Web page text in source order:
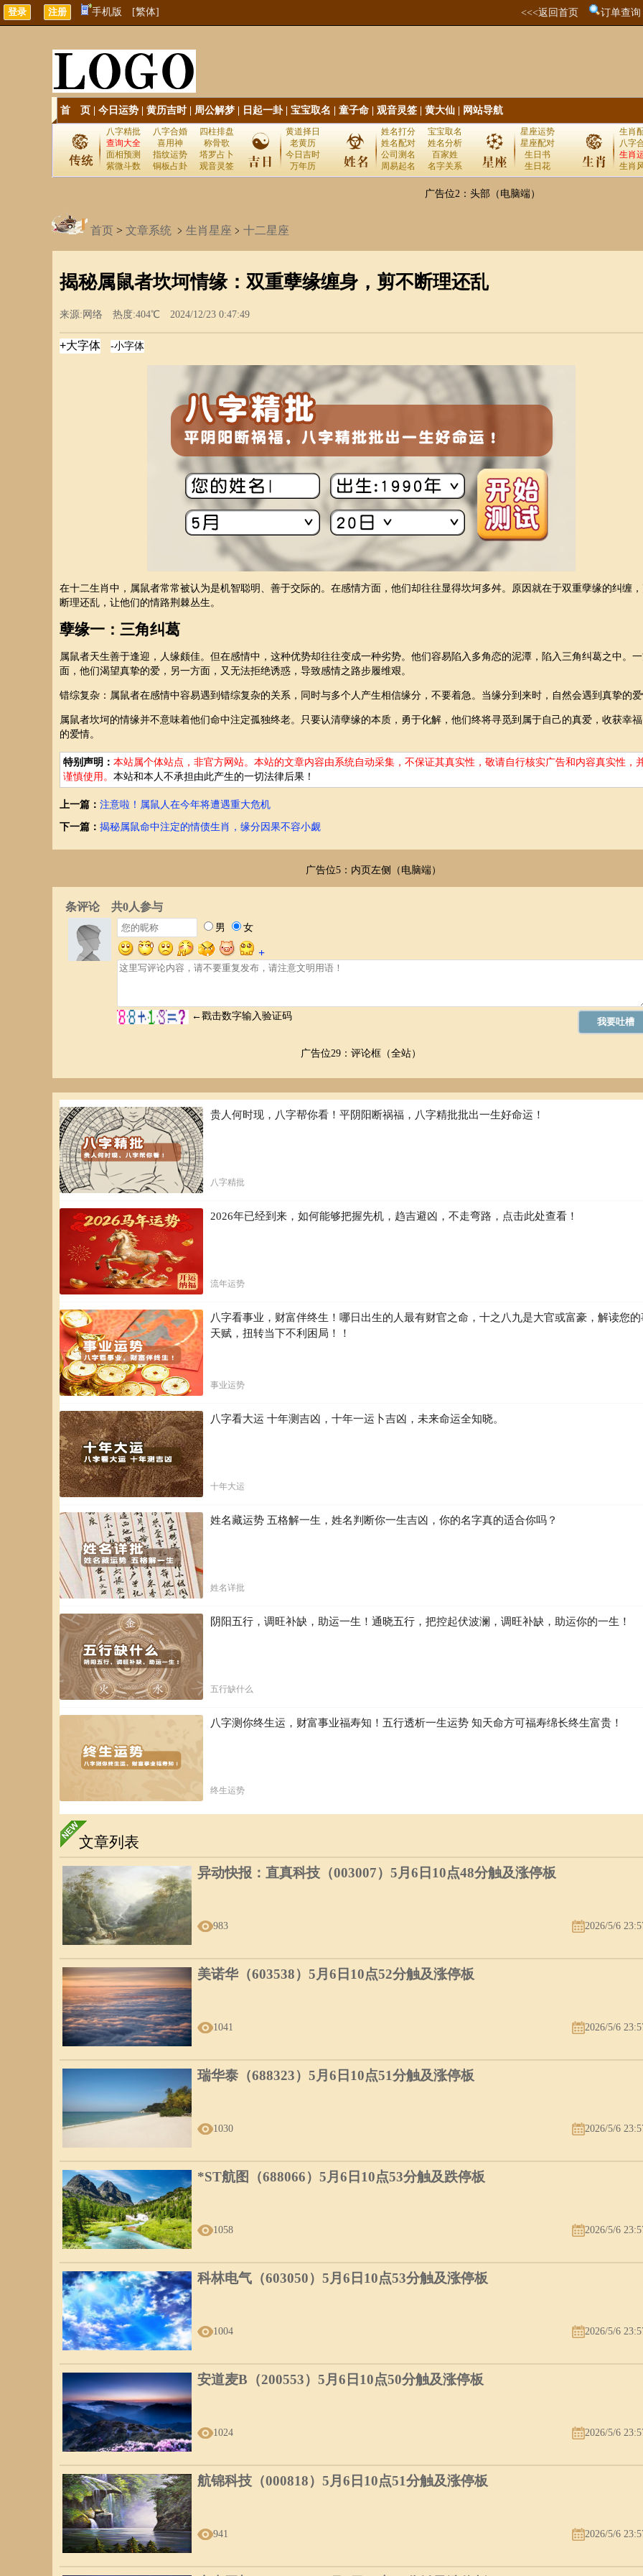
手机版 [繁体] <<<返回首页 订单查询
首 页 今日运势 黄历吉时| 周公解梦 日起一卦| 宝宝取名 童子命 观音灵签 黄大仙 网站导航
八字精批 八字合婚
四柱排盘
查询大全
喜用神
称骨歌
面相预测
指纹运势
塔罗占卜
紫微斗数
铜板占卦 观音灵签
黄道择日
老黄历
今日吉时
万年历
姓名打分
宝宝取名
姓名配对
姓名分析
公司测名
百家姓
周易起名
名字关系
星座运势
星座配对
生日书
生日花
生肖
八字
生肖
生肖
广告位2：头部（电脑端）
首页 > 文章系统 ﹥ 生肖星座 ﹥ 十二星座
揭秘属鼠者坎坷情缘：双重孽缘缠身，剪不断理还乱
来源:网络 热度:404℃ 2024/12/23 0:47:49
在十二生肖中，属鼠者常常被认为是机智聪明、善于交际的。在感情方面，他们却往往显得坎坷多舛。原因就在于双重孽缘的纠缠
断理还乱，让他们的情路荆棘丛生。
孽缘一：三角纠葛
属鼠者天生善于逢迎，人缘颇佳。但在感情中，这种优势却往往变成一种劣势。他们容易陷入多角恋的泥潭，陷入三角纠葛之中。
面，他们渴望真挚的爱，另一方面，又无法拒绝诱惑，导致感情之路步履维艰。
错综复杂：属鼠者在感情中容易遇到错综复杂的关系，同时与多个人产生相信缘分，不要着急。当缘分到来时，自然会遇到真挚的
属鼠者坎坷的情缘并不意味着他们命中注定孤独终老。只要认清孽缘的本质，勇于化解，他们终将寻觅到属于自己的真爱，收获幸
的爱情。
特别声明： 本站属个体站点，非官方网站。本站的文章内容由系统自动采集，不保证其真实性，敬请自行核实广告和内容真实性，
谨慎使用。 本站和本人不承担由此产生的一切法律后果！
上一篇： 注意啦！属鼠人在今年将遭遇重大危机
下一篇： 揭秘属鼠命中注定的情债生肖，缘分因果不容小觑
广告位5：内页左侧（电脑端）
广告位29：评论框（全站）
贵人何时现，八字帮你看！平阴阳断祸福，八字精批批出一生好命运！
八字精批
2026年已经到来，如何能够把握先机，趋吉避凶，不走弯路，点击此处查看！
流年运势
八字看事业，财富伴终生！哪日出生的人最有财官之命，十之八九是大官或富豪，解读您
天赋，扭转当下不利困局！！
事业运势
八字看大运 十年测吉凶，十年一运卜吉凶，未来命运全知晓。
十年大运
姓名藏运势 五格解一生，姓名判断你一生吉凶，你的名字真的适合你吗？
姓名详批
阴阳五行，调旺补缺，助运一生！通晓五行，把控起伏波澜，调旺补缺，助运你的一生！
五行缺什么
八字测你终生运，财富事业福寿知！五行透析一生运势 知天命方可福寿绵长终生富贵！
终生运势
文章列表
异动快报：直真科技（003007）5月6日10点48分触及涨停板
983 2026/5/6
美诺华（603538）5月6日10点52分触及涨停板
1041 2026/5/6
瑞华泰（688323）5月6日10点51分触及涨停板
1030 2026/5/6
*ST航图（688066）5月6日10点53分触及跌停板
1058 2026/5/6
科林电气（603050）5月6日10点53分触及涨停板
1004 2026/5/6
安道麦B（200553）5月6日10点50分触及涨停板
1024 2026/5/6
航锦科技（000818）5月6日10点51分触及涨停板
941 2026/5/6